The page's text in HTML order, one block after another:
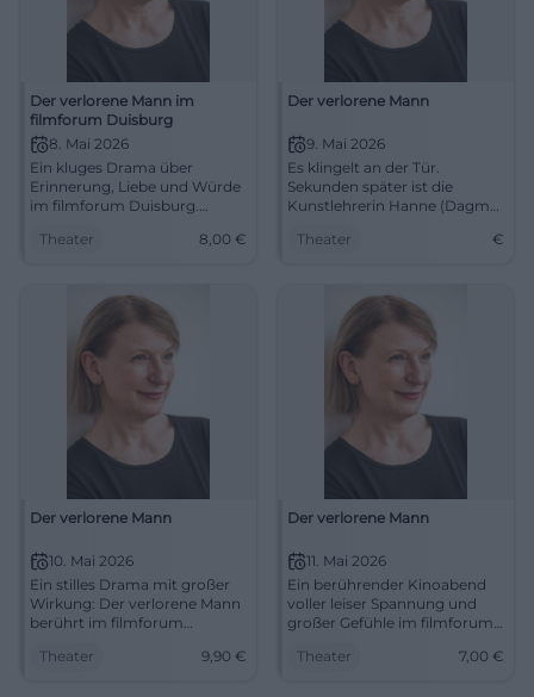
Der verlorene Mann im
filmforum Duisburg
8. Mai 2026
Ein kluges Drama über
Erinnerung, Liebe und Würde
im filmforum Duisburg.
Krassnitzer und August Zirner
Theater 8,00 €
Der verlorene Mann
9. Mai 2026
Es klingelt an der Tür.
Sekunden später ist die
Kunstlehrerin Hanne (Dagmar
Dreiecksbeziehung.
Theater €
Der verlorene Mann
10. Mai 2026
Ein stilles Drama mit großer
Wirkung: Der verlorene Mann
berührt im filmforum
und kluger Regie. 10.05.2026,
Theater 9,90 €
Der verlorene Mann
11. Mai 2026
Ein berührender Kinoabend
voller leiser Spannung und
großer Gefühle im filmforum
zeigt Liebe, Erinnerung und
Theater 7,00 €